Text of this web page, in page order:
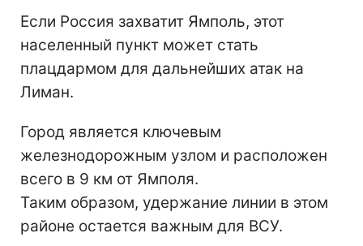
Если Россия захватит Ямполь, этот
населенный пункт может стать
плацдармом для дальнейших атак на
Лиман.
Город является ключевым
железнодорожным узлом и расположен
всего в 9 км от Ямполя.
Таким образом, удержание линии в этом
районе остается важным для ВСУ.